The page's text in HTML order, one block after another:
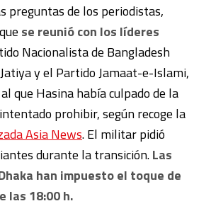
preguntas de los periodistas,
se reunió con los líderes
Nacionalista de Bangladesh
y el Partido Jamaat-e-Islami,
que Hasina había culpado de la
prohibir, según recoge la
Asia News. El militar pidió
durante la transición.Las
han impuesto el toque de
las 18:00 h.